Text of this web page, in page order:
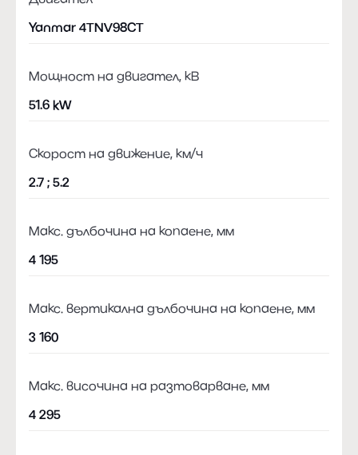
Yanmar 4TNV98CT
Мощност на двигател, кВ
51.6 kW
Скорост на движение, км/ч
2.7 ; 5.2
Макс. дълбочина на копаене, мм
4 195
Макс. вертикална дълбочина на копаене, мм
3 160
Макс. височина на разтоварване, мм
4 295